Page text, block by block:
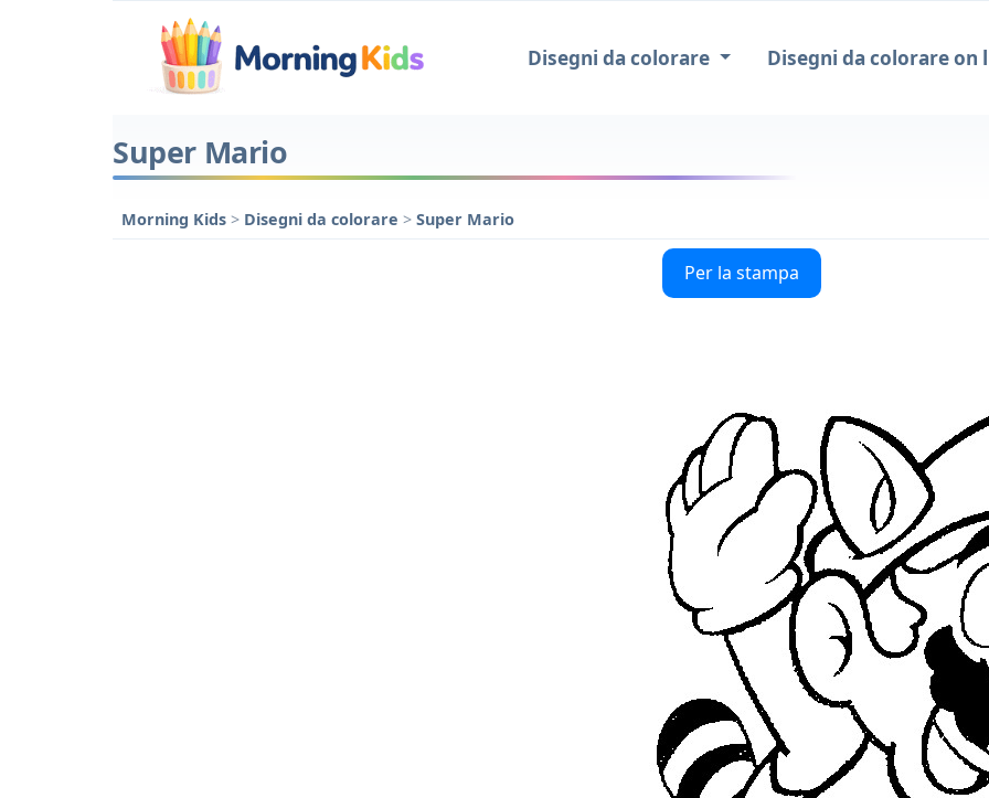
Disegni da colorare Disegni da colorare on
Super Mario
Morning Kids > Disegni da colorare > Super Mario
Per la stampa